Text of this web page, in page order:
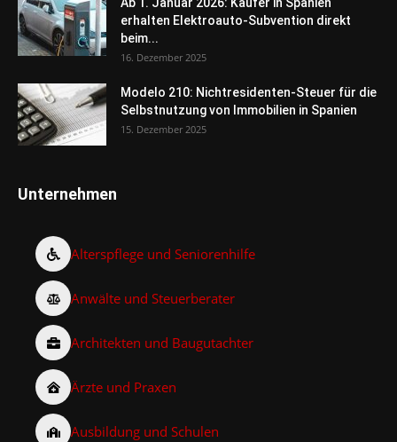
Ab 1. Januar 2026: Käufer in Spanien
erhalten Elektroauto-Subvention direkt
beim...
16. Dezember 2025
Modelo 210: Nichtresidenten-Steuer für die
Selbstnutzung von Immobilien in Spanien
15. Dezember 2025
Unternehmen
Alterspflege und Seniorenhilfe
Anwälte und Steuerberater
Architekten und Baugutachter
Ärzte und Praxen
Ausbildung und Schulen